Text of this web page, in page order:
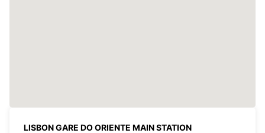
LISBON GARE DO ORIENTE MAIN STATION